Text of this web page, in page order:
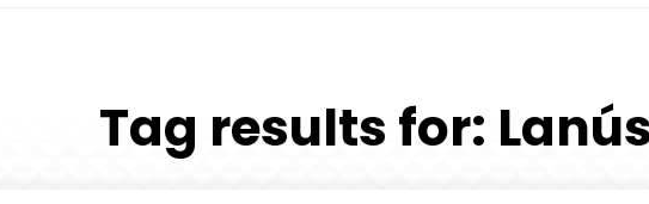
Tag results for: Lanús